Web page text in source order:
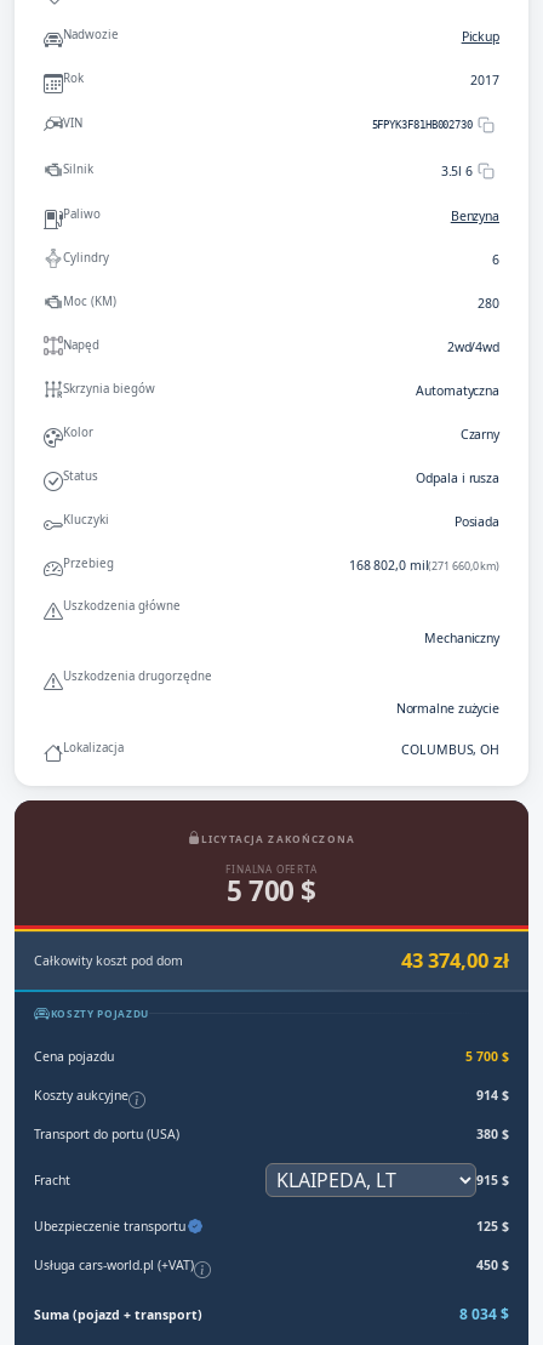
Nadwozie Pickup
Rok 2017
VIN 5FPYK3F81HB002730
Silnik 3.5l 6
Paliwo Benzyna
Cylindry 6
Moc (KM) 280
Napęd 2wd/4wd
Skrzynia biegów Automatyczna
Kolor Czarny
Status Odpala i rusza
Kluczyki Posiada
Przebieg 168 802,0 mil(271 660,0 km)
Uszkodzenia główne
Mechaniczny
Uszkodzenia drugorzędne
Normalne zużycie
Lokalizacja COLUMBUS, OH
LICYTACJA ZAKOŃCZONA
FINALNA OFERTA
5 700 $
Całkowity koszt pod dom 43 374,00 zł
KOSZTY POJAZDU
Cena pojazdu 5 700 $
Koszty aukcyjne 914 $
Transport do portu (USA) 380 $
Fracht 915 $
Ubezpieczenie transportu 125 $
Usługa cars-world.pl (+VAT) 450 $
Suma (pojazd + transport) 8 034 $